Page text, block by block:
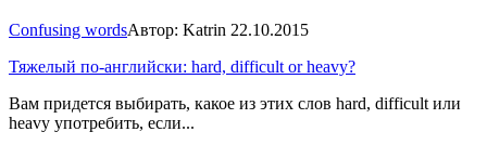
Confusing wordsАвтор: Katrin 22.10.2015
Тяжелый по-английски: hard, difficult or heavy?
Вам придется выбирать, какое из этих слов hard, difficult или
heavy употребить, если...